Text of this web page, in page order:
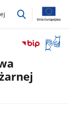
przejdź
okno